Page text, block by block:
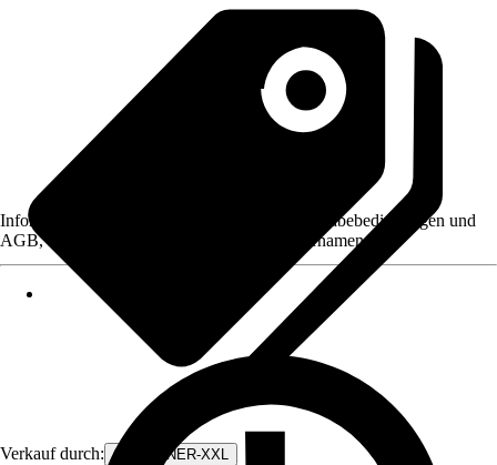
Verkauf durch: CONTAINER-XXL
Informationen des Verkäufers, wie z. B. Rückgabebedingungen und
AGB, finden Sie bei Klick auf den Verkäufernamen.